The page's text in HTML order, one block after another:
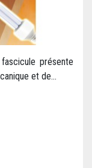
présente
et de...